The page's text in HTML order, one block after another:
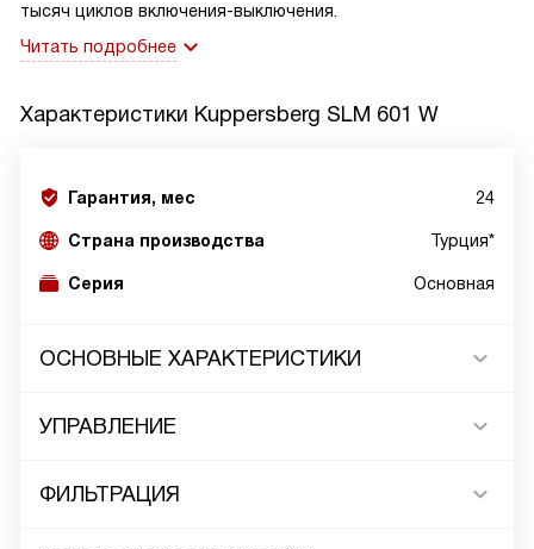
тысяч циклов включения-выключения.
Читать подробнее
Характеристики Kuppersberg SLM 601 W
Гарантия, мес 24
Страна производства Турция*
Серия Основная
ОСНОВНЫЕ ХАРАКТЕРИСТИКИ
УПРАВЛЕНИЕ
ФИЛЬТРАЦИЯ